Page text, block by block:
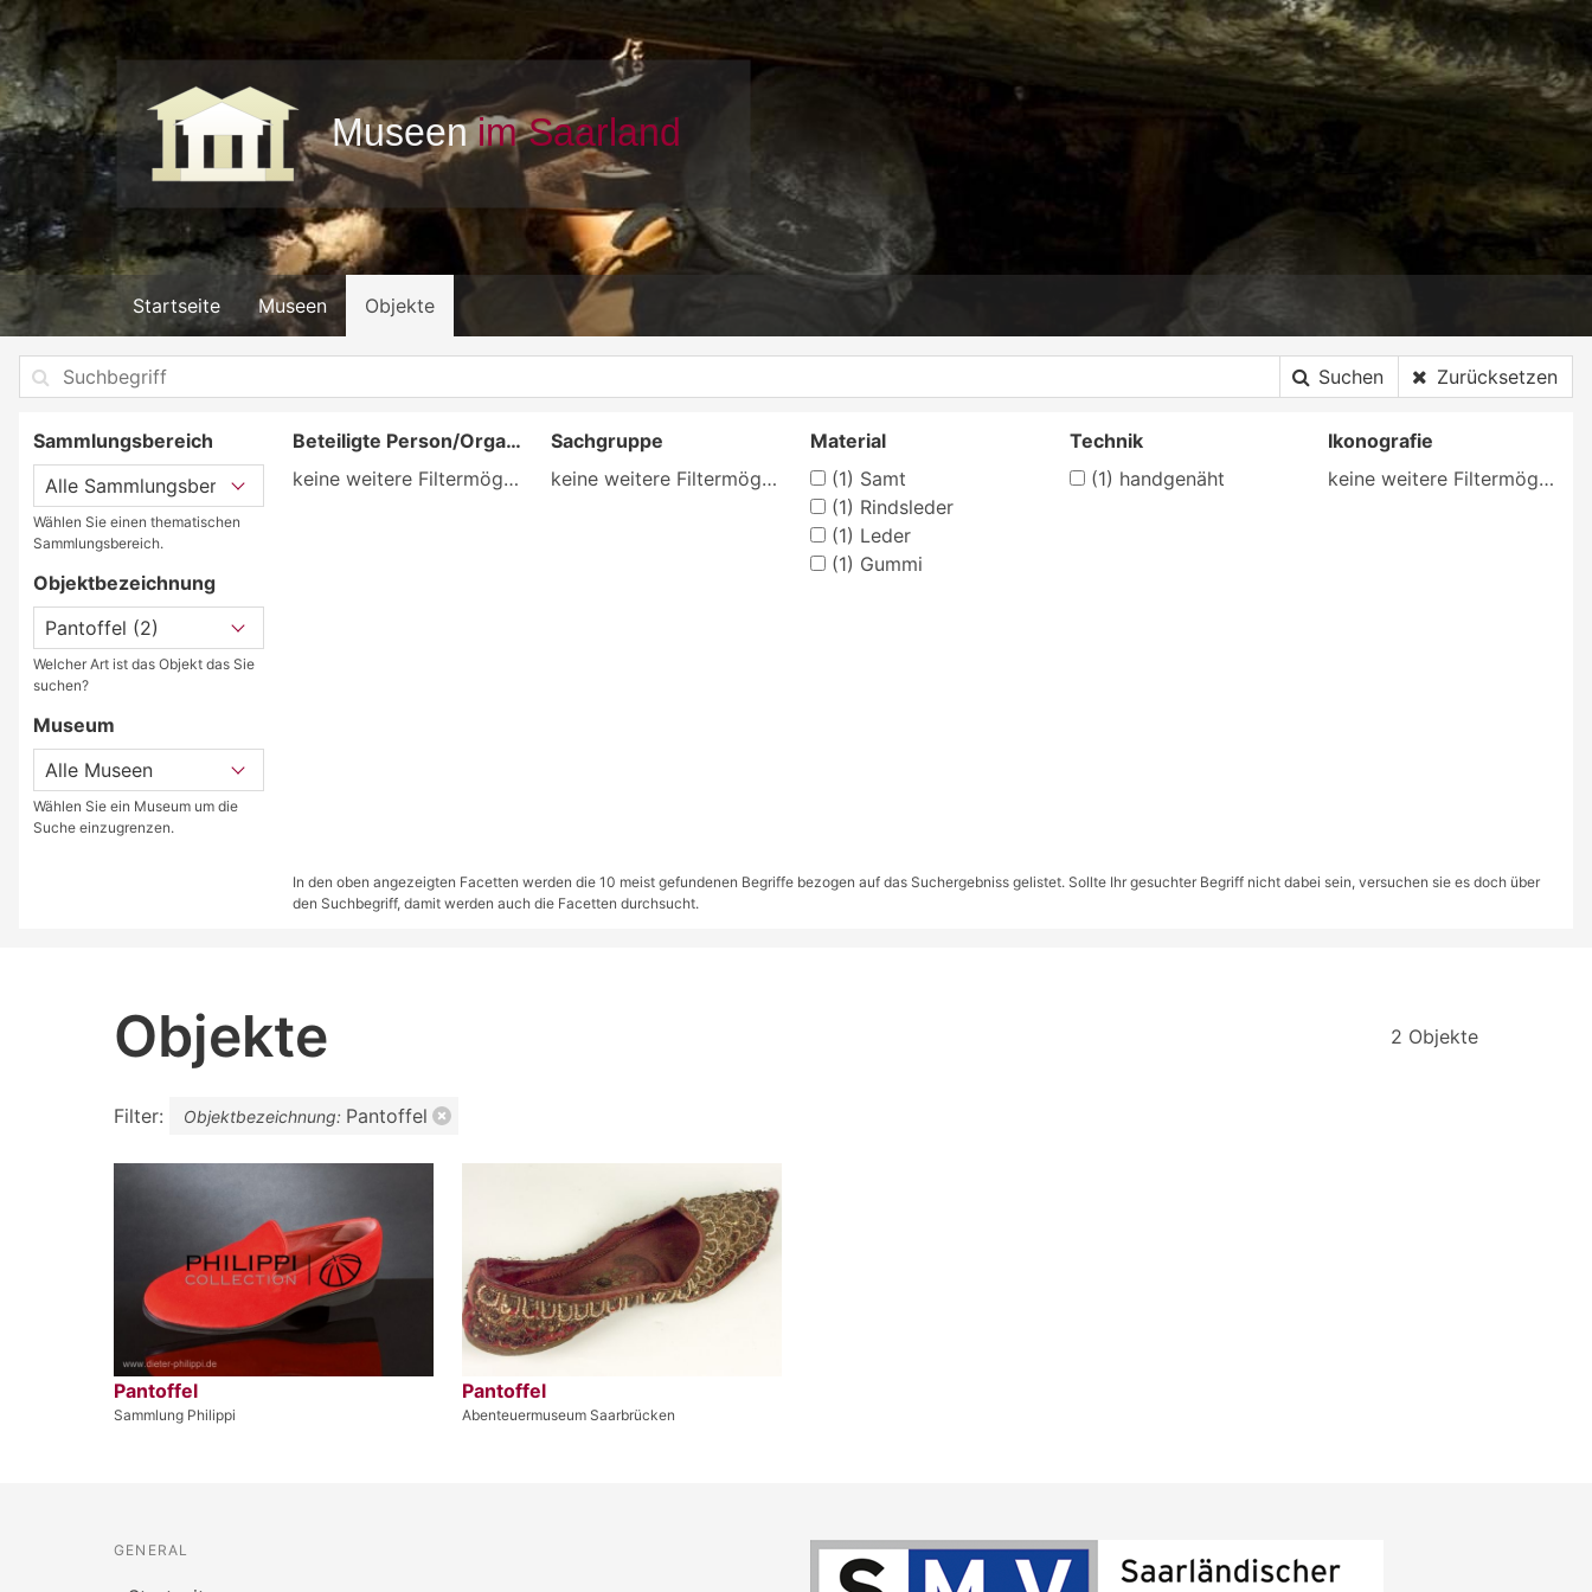
Startseite Museen Objekte
Suchen Zurücksetzen
Sammlungsbereich
Wählen Sie einen thematischen
Sammlungsbereich.
Objektbezeichnung
Welcher Art ist das Objekt das Sie
suchen?
Museum
Wählen Sie ein Museum um die
Suche einzugrenzen.
Beteiligte Person/Organisation
keine weitere Filtermöglichkeit
Sachgruppe
keine weitere Filtermöglichkeit
Material
(1) Samt
(1) Rindsleder
(1) Leder
(1) Gummi
Technik
(1) handgenäht
Ikonografie
keine weitere Filtermöglichkeit
In den oben angezeigten Facetten werden die 10 meist gefundenen Begriffe bezogen auf das Suchergebniss gelistet. Sollte Ihr gesuchter Begriff nicht dabei sein, versuchen sie es doch über
den Suchbegriff, damit werden auch die Facetten durchsucht.
Objekte 2 Objekte
Filter: Objektbezeichnung: Pantoffel
Pantoffel
Sammlung Philippi
Pantoffel
Abenteuermuseum Saarbrücken
GENERAL